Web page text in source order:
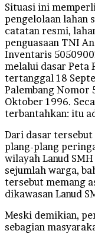
Situasi ini
pengelolaan lahan
catatan resmi,
penguasaan TNI
Inventaris
melalui dasar Peta
tertanggal 18
Palembang
Oktober 1996.
terbantahkan: itu
Dari dasar
plang-plang
wilayah Lanud
sejumlah warga,
tersebut memang
dikawasan Lanud
Meski demikian,
sebagian